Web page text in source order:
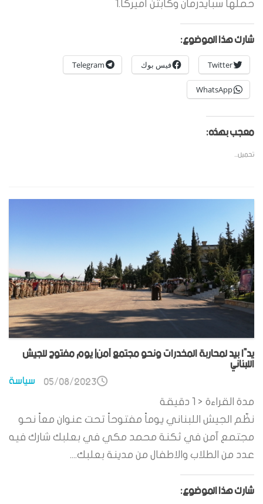
حملها سبايدرمان وكابتن أميركا.1
شارك هذا الموضوع:
Twitter فيس بوك Telegram
WhatsApp
معجب بهذه:
تحميل...
يدًا بيد لمحاربة المخدرات ونحو مجتمع آمن| يوم مفتوح للجيش
اللبناني
سياسة 05/08/2023
مدة القراءة < 1
دقيقة
نظّم الجيش اللبناني يوماً مفتوحاً تحت عنوان معاً نحو
مجتمع آمن في ثكنة محمد مكي في بعلبك شارك فيه
عدد من الطلاب والاطفال من مدينة بعلبك....
شارك هذا الموضوع: